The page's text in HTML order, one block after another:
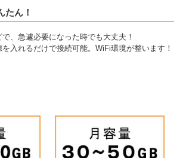
たん！
、急遽必要になった時でも大丈夫！
入れるだけで接続可能。WiFi環境が整います！